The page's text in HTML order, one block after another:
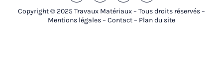
Copyright © 2025 Travaux Matériaux – Tous droits réservés –
Mentions légales– Contact– Plan du site